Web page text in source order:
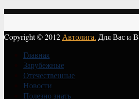
Copyright © 2012 Автолига. Для Вас и
Главная
Зарубежные
Отечественные
Новости
Полезно знать